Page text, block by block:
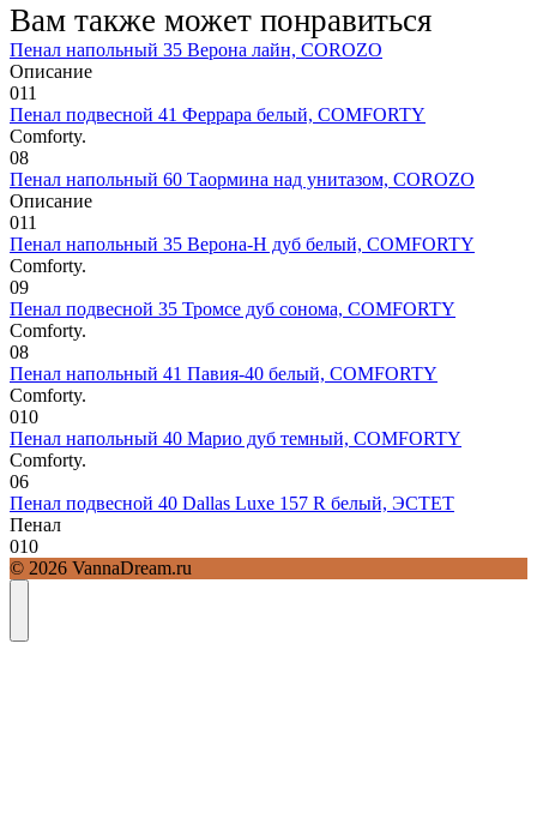
Вам также может понравиться
Пенал напольный 35 Верона лайн, COROZO
Описание
011
Пенал подвесной 41 Феррара белый, COMFORTY
Comforty.
08
Пенал напольный 60 Таормина над унитазом, COROZO
Описание
011
Пенал напольный 35 Верона-Н дуб белый, COMFORTY
Comforty.
09
Пенал подвесной 35 Тромсе дуб сонома, COMFORTY
Comforty.
08
Пенал напольный 41 Павия-40 белый, COMFORTY
Comforty.
010
Пенал напольный 40 Марио дуб темный, COMFORTY
Comforty.
06
Пенал подвесной 40 Dallas Luxe 157 R белый, ЭСТЕТ
Пенал
010
© 2026 VannaDream.ru